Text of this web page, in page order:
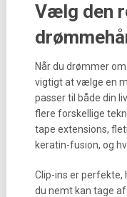
Vælg den
Når du drømmer
vigtigt at vælge en
passer til både din
flere forskellige
tape extensions,
keratin-fusion, og
Clip-ins er perfekte,
du nemt kan tage